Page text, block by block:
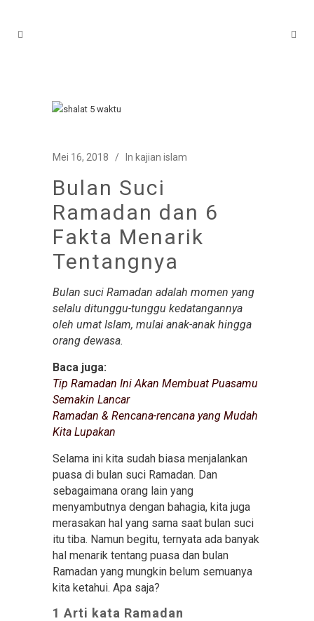
Mei 16, 2018 In kajian islam
Bulan Suci
Ramadan dan 6
Fakta Menarik
Tentangnya
Bulan suci Ramadan adalah momen yang
selalu ditunggu-tunggu kedatangannya
oleh umat Islam, mulai anak-anak hingga
orang dewasa.
Baca juga:
Tip Ramadan Ini Akan Membuat Puasamu
Semakin Lancar
Ramadan & Rencana-rencana yang Mudah
Kita Lupakan
Selama ini kita sudah biasa menjalankan
puasa di bulan suci Ramadan. Dan
sebagaimana orang lain yang
menyambutnya dengan bahagia, kita juga
merasakan hal yang sama saat bulan suci
itu tiba. Namun begitu, ternyata ada banyak
hal menarik tentang puasa dan bulan
Ramadan yang mungkin belum semuanya
kita ketahui. Apa saja?
1 Arti kata Ramadan